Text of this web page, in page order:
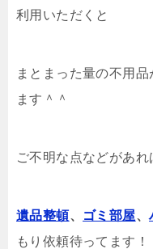
利用いただくと
まとまった量の不用
ます＾＾
ご不明な点などがあ
遺品整頓、 ゴミ部屋、
もり依頼待ってます！